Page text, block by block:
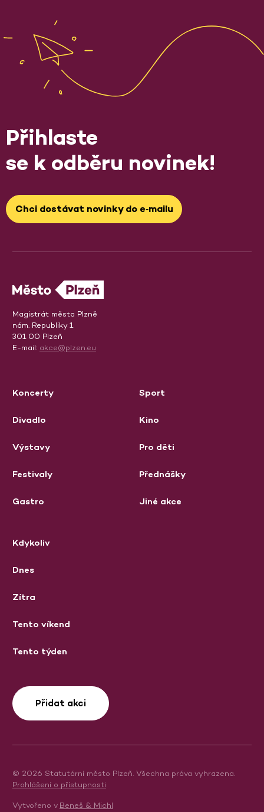
Přihlaste
se k odběru novinek!
Chci dostávat novinky do e‑mailu
Magistrát města Plzně
nám. Republiky 1
301 00 Plzeň
E-mail: akce@plzen.eu
Koncerty
Divadlo
Výstavy
Festivaly
Gastro
Sport
Kino
Pro děti
Přednášky
Jiné akce
Kdykoliv
Dnes
Zítra
Tento víkend
Tento týden
Přidat akci
© 2026 Statutární město Plzeň. Všechna práva vyhrazena.
Prohlášení o přístupnosti
Vytvořeno v Beneš & Michl